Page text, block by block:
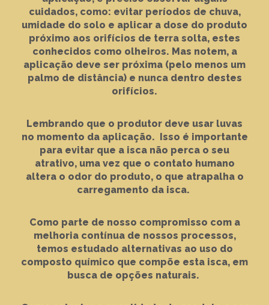
cuidados, como: evitar períodos de chuva,
umidade do solo e aplicar a dose do produto
próximo aos orifícios de terra solta, estes
conhecidos como olheiros. Mas notem, a
aplicação deve ser próxima (pelo menos um
palmo de distância) e nunca dentro destes
orifícios.
Lembrando que o produtor deve usar luvas
no momento da aplicação. Isso é importante
para evitar que a isca não perca o seu
atrativo, uma vez que o contato humano
altera o odor do produto, o que atrapalha o
carregamento da isca.
Como parte de nosso compromisso com a
melhoria contínua de nossos processos,
temos estudado alternativas ao uso do
composto químico que compõe esta isca, em
busca de opções naturais.